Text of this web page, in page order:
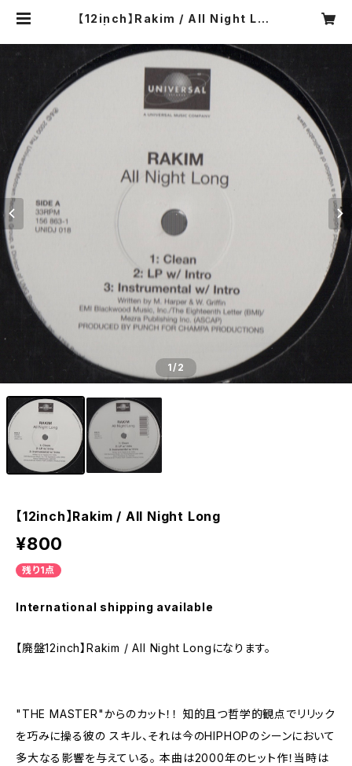
【12inch】Rakim / All Night Lon
1/2
【12inch】Rakim / All Night Long
¥800
残り1点
International shipping available
【廃盤12inch】Rakim / All Night Longになります。
"THE MASTER"からのカット！！ 知的且つ哲学的観点でリリック
を巧みに操る彼の スキル、それは今のHIPHOPのシーンにおいて
多大なる影響を与えている。 本曲は2000年のヒット作！当時は